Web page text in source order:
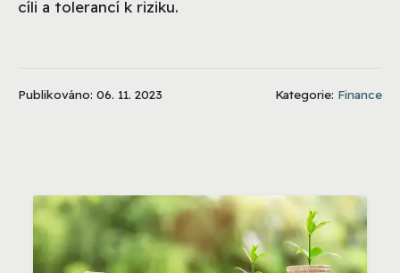
cíli a tolerancí k riziku.
Publikováno: 06. 11. 2023 Kategorie: Finance